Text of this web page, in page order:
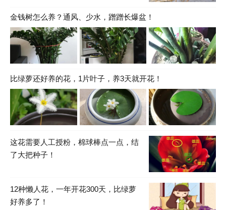
金钱树怎么养？通风、少水，蹭蹭长爆盆！
比绿萝还好养的花，1片叶子，养3天就开花！
这花需要人工授粉，棉球棒点一点，结
了大把种子！
12种懒人花，一年开花300天，比绿萝
好养多了！